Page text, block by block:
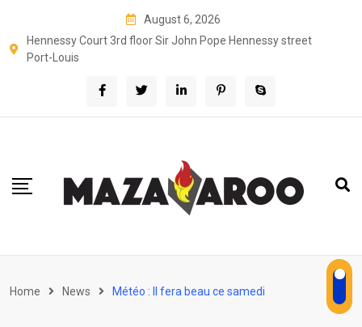
content
August 6, 2026
Hennessy Court 3rd floor Sir John Pope Hennessy street
Port-Louis
Home News Météo : Il fera beau ce samedi